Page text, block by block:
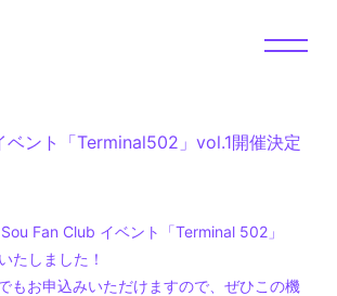
OFFICIAL
ベント「Terminal502」vol.1開催決定
Fan Club イベント「Terminal 502」
たしました！
もお申込みいただけますので、ぜひこの機